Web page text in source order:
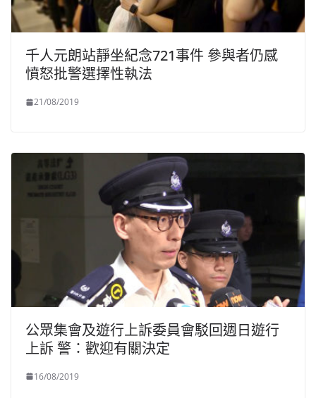
千人元朗站靜坐紀念721事件 參與者仍感
憤怒批警選擇性執法
21/08/2019
公眾集會及遊行上訴委員會駁回週日遊行
上訴 警：歡迎有關決定
16/08/2019